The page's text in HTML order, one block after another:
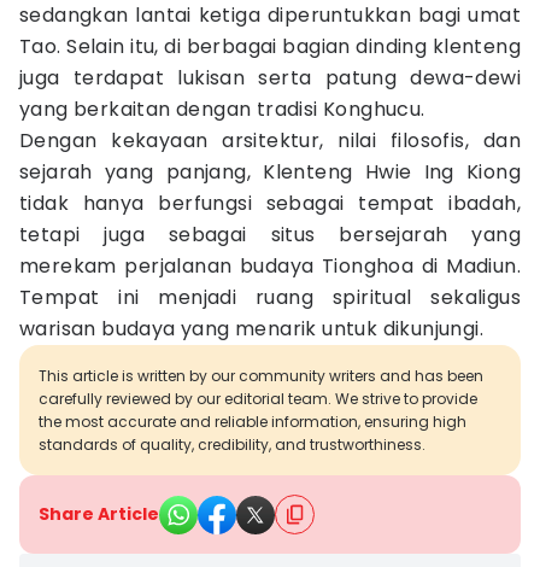
sedangkan lantai ketiga diperuntukkan bagi umat
Tao. Selain itu, di berbagai bagian dinding klenteng
juga terdapat lukisan serta patung dewa-dewi
yang berkaitan dengan tradisi Konghucu.
Dengan kekayaan arsitektur, nilai filosofis, dan
sejarah yang panjang, Klenteng Hwie Ing Kiong
tidak hanya berfungsi sebagai tempat ibadah,
tetapi juga sebagai situs bersejarah yang
merekam perjalanan budaya Tionghoa di Madiun.
Tempat ini menjadi ruang spiritual sekaligus
warisan budaya yang menarik untuk dikunjungi.
This article is written by our community writers and has been
carefully reviewed by our editorial team. We strive to provide
the most accurate and reliable information, ensuring high
standards of quality, credibility, and trustworthiness.
Share Article